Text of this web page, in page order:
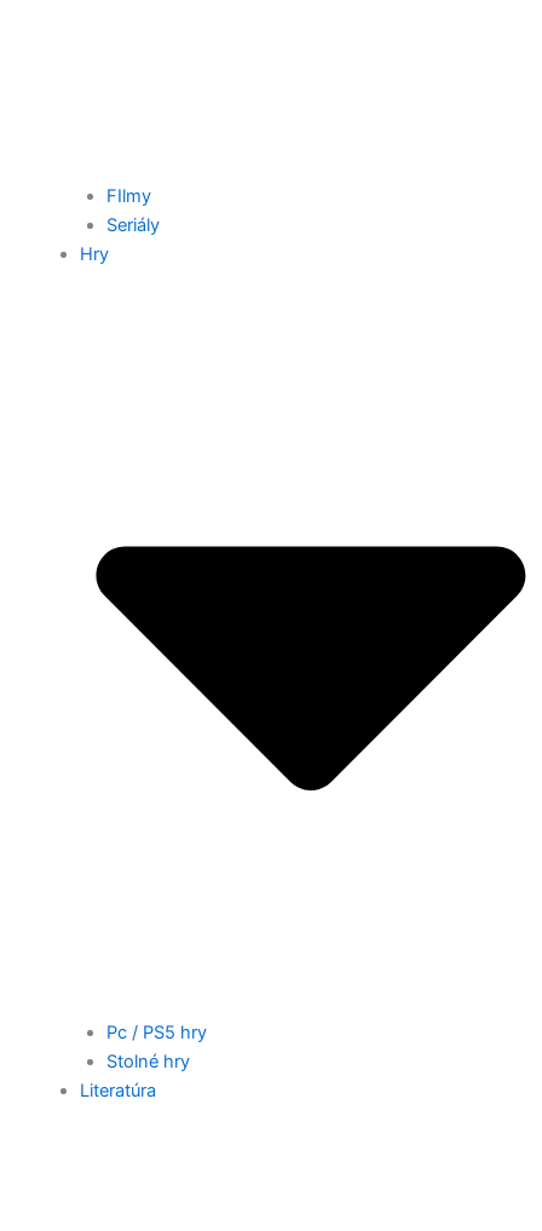
FIlmy
Seriály
Hry
Pc / PS5 hry
Stolné hry
Literatúra